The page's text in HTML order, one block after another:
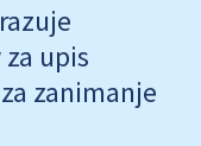
upis
zanimanje